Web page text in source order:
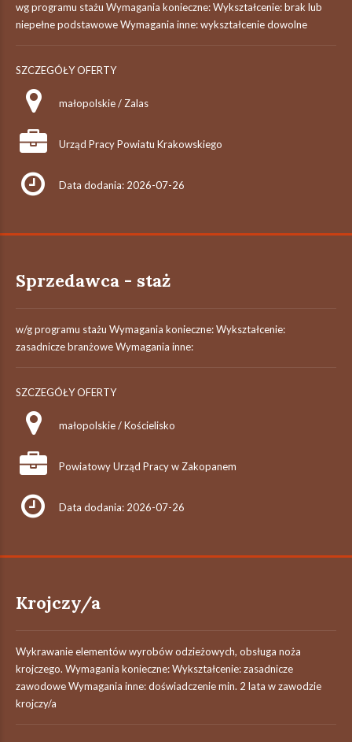
wg programu stażu Wymagania konieczne: Wykształcenie: brak lub
niepełne podstawowe Wymagania inne: wykształcenie dowolne
SZCZEGÓŁY OFERTY
małopolskie / Zalas
Urząd Pracy Powiatu Krakowskiego
Data dodania: 2026-07-26
Sprzedawca - staż
w/g programu stażu Wymagania konieczne: Wykształcenie:
zasadnicze branżowe Wymagania inne:
SZCZEGÓŁY OFERTY
małopolskie / Kościelisko
Powiatowy Urząd Pracy w Zakopanem
Data dodania: 2026-07-26
Krojczy/a
Wykrawanie elementów wyrobów odzieżowych, obsługa noża
krojczego. Wymagania konieczne: Wykształcenie: zasadnicze
zawodowe Wymagania inne: doświadczenie min. 2 lata w zawodzie
krojczy/a